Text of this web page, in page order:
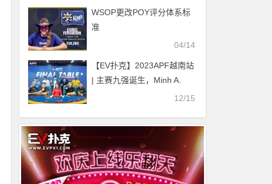
WSOP更改POY评分体系标
准
04/14
【EV扑克】2023APF越南站
| 主赛九强诞生，Minh A.
12/15